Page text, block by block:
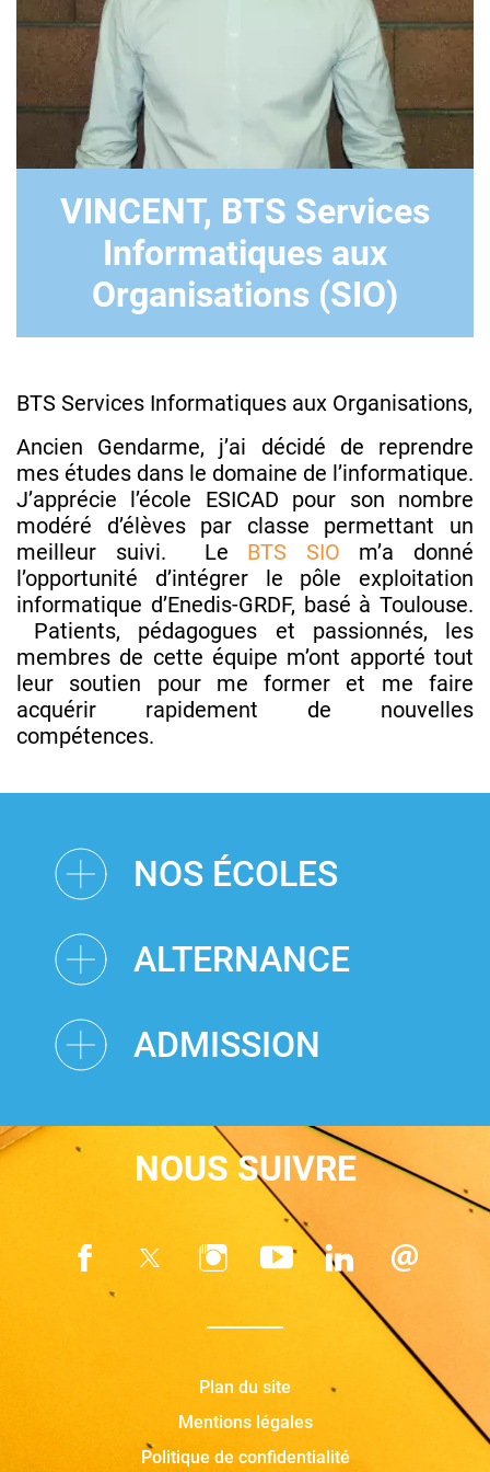
VINCENT, BTS Services
Informatiques aux
Organisations (SIO)
BTS Services Informatiques aux Organisations,
Ancien Gendarme, j’ai décidé de reprendre
mes études dans le domaine de l’informatique.
J’apprécie l’école ESICAD pour son nombre
modéré d’élèves par classe permettant un
meilleur suivi. Le BTS SIO m’a donné
l’opportunité d’intégrer le pôle exploitation
informatique d’Enedis-GRDF, basé à Toulouse.
Patients, pédagogues et passionnés, les
membres de cette équipe m’ont apporté tout
leur soutien pour me former et me faire
acquérir rapidement de nouvelles
compétences.
NOS ÉCOLES
ALTERNANCE
ADMISSION
NOUS SUIVRE
Plan du site
Mentions légales
Politique de confidentialité